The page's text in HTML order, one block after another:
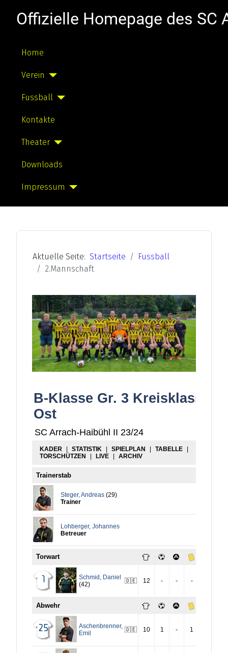
Offizielle Homepage des SC
Home
Verein
Fussball
Kontakte
Theater
Downloads
Impressum
Aktuelle Seite: Startseite
Fussball
2.Mannschaft